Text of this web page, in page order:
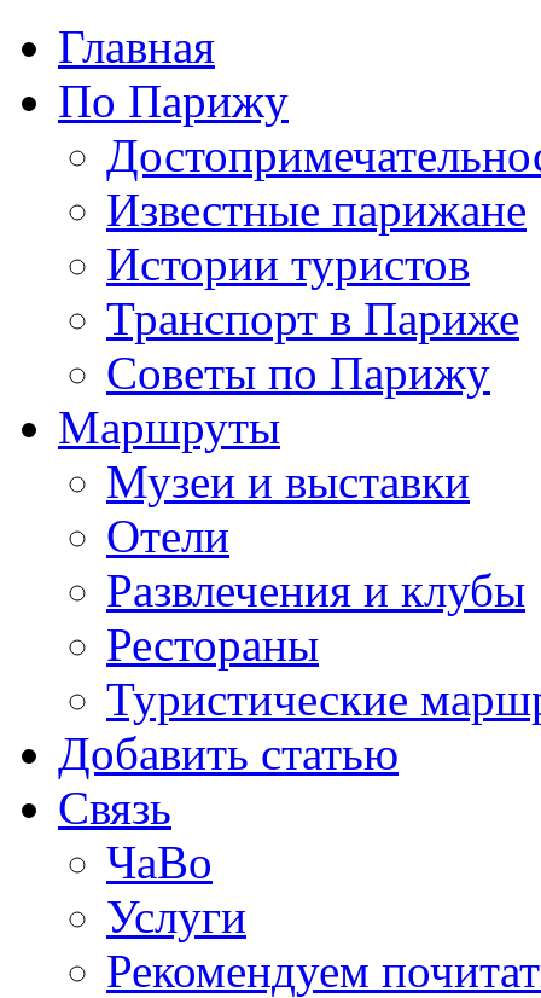
Главная
По Парижу
Известные парижане
Истории туристов
Транспорт в Париже
Советы по Парижу
Маршруты
Музеи и выставки
Отели
Развлечения и клубы
Рестораны
Туристические
Добавить статью
Связь
ЧаВо
Услуги
Рекомендуем